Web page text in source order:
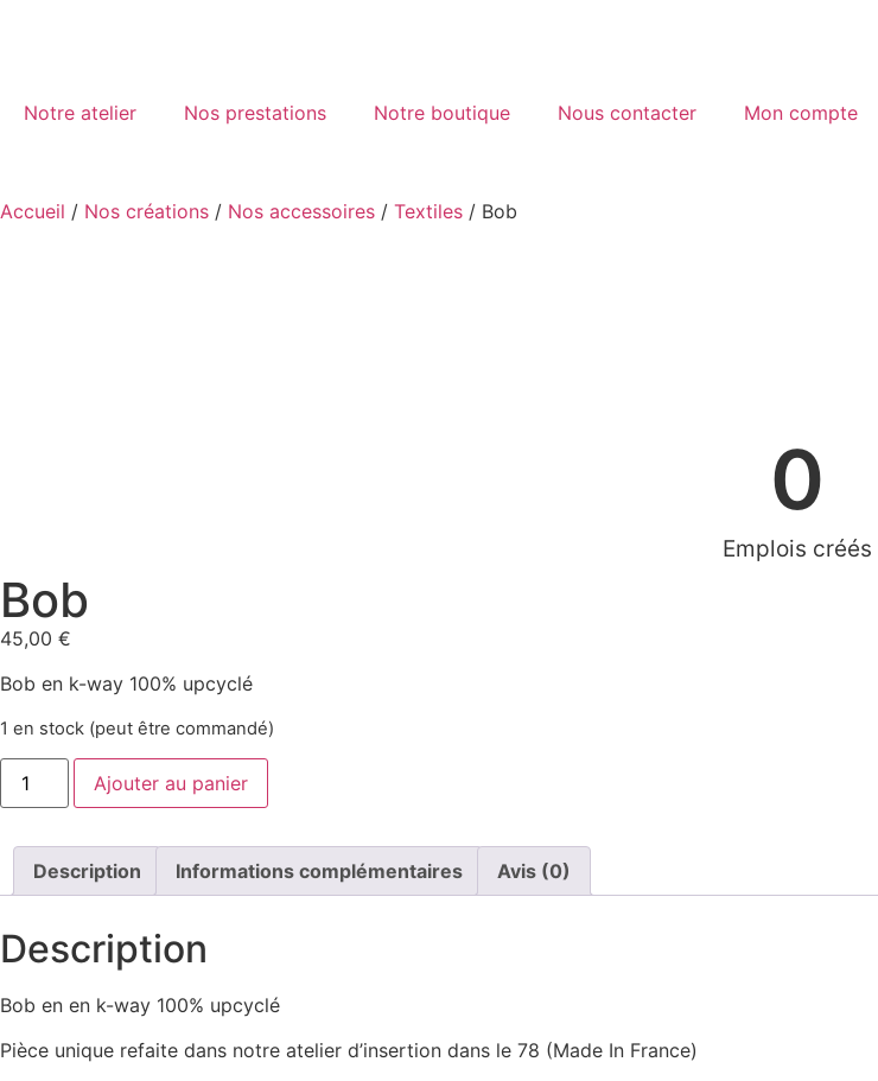
Notre atelier Nos prestations Notre boutique Nous contacter Mon compte
Accueil / Nos créations / Nos accessoires / Textiles / Bob
Emplois créés
0
Bob
45,00 €
Bob en k-way 100% upcyclé
1 en stock (peut être commandé)
Ajouter au panier
Description Informations complémentaires Avis (0)
Description
Bob en en k-way 100% upcyclé
Pièce unique refaite dans notre atelier d’insertion dans le 78 (Made In France)